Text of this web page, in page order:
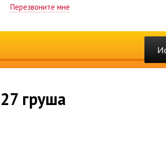
Перезвоните мне
груша